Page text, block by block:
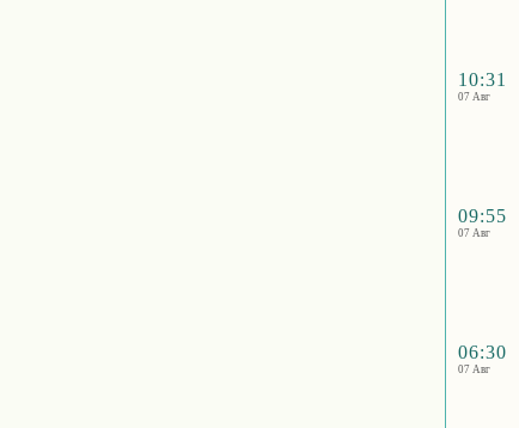
10:31
07 Авг
09:55
07 Авг
06:30
07 Авг